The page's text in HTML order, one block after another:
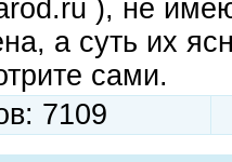
), не
а суть их
сами.
7109